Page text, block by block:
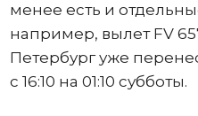
менее есть и
например, вылет FV
Петербург уже
с 16:10 на 01:10 субботы.